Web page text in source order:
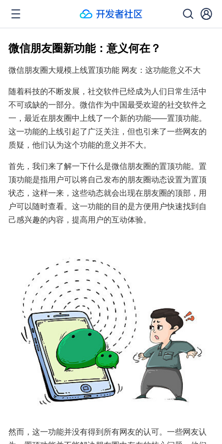
微信朋友圈新功能：意义何在？
微信朋友圈大规模上线置顶功能 网友：这功能意义不大
随着科技的不断发展，社交软件已经成为人们日常生活中
不可或缺的一部分。微信作为中国最受欢迎的社交软件之
一，最近在朋友圈中上线了一个新的功能——置顶功能。
这一功能的上线引起了广泛关注，但也引来了一些网友的
质疑，他们认为这个功能的意义并不大。
首先，我们来了解一下什么是微信朋友圈的置顶功能。置
顶功能是指用户可以将自己发布的朋友圈动态设置为置顶
状态，这样一来，这些动态就会出现在朋友圈的顶部，用
户可以随时查看。这一功能的目的是方便用户快速找到自
己感兴趣的内容，提高用户的互动体验。
然而，这一功能并没有得到所有网友的认可。一些网友认